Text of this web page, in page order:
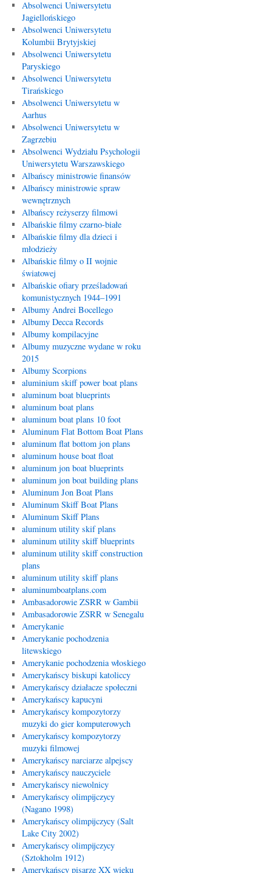
Absolwenci Uniwersytetu
Jagiellońskiego
Absolwenci Uniwersytetu
Kolumbii Brytyjskiej
Absolwenci Uniwersytetu
Paryskiego
Absolwenci Uniwersytetu
Tirańskiego
Absolwenci Uniwersytetu w
Aarhus
Absolwenci Uniwersytetu w
Zagrzebiu
Absolwenci Wydziału Psychologii
Uniwersytetu Warszawskiego
Albańscy ministrowie finansów
Albańscy ministrowie spraw
wewnętrznych
Albańscy reżyserzy filmowi
Albańskie filmy czarno-białe
Albańskie filmy dla dzieci i
młodzieży
Albańskie filmy o II wojnie
światowej
Albańskie ofiary prześladowań
komunistycznych 1944–1991
Albumy Andrei Bocellego
Albumy Decca Records
Albumy kompilacyjne
Albumy muzyczne wydane w roku
2015
Albumy Scorpions
aluminium skiff power boat plans
aluminum boat blueprints
aluminum boat plans
aluminum boat plans 10 foot
Aluminum Flat Bottom Boat Plans
aluminum flat bottom jon plans
aluminum house boat float
aluminum jon boat blueprints
aluminum jon boat building plans
Aluminum Jon Boat Plans
Aluminum Skiff Boat Plans
Aluminum Skiff Plans
aluminum utility skif plans
aluminum utility skiff blueprints
aluminum utility skiff construction
plans
aluminum utility skiff plans
aluminumboatplans.com
Ambasadorowie ZSRR w Gambii
Ambasadorowie ZSRR w Senegalu
Amerykanie
Amerykanie pochodzenia
litewskiego
Amerykanie pochodzenia włoskiego
Amerykańscy biskupi katoliccy
Amerykańscy działacze społeczni
Amerykańscy kapucyni
Amerykańscy kompozytorzy
muzyki do gier komputerowych
Amerykańscy kompozytorzy
muzyki filmowej
Amerykańscy narciarze alpejscy
Amerykańscy nauczyciele
Amerykańscy niewolnicy
Amerykańscy olimpijczycy
(Nagano 1998)
Amerykańscy olimpijczycy (Salt
Lake City 2002)
Amerykańscy olimpijczycy
(Sztokholm 1912)
Amerykańscy pisarze XX wieku